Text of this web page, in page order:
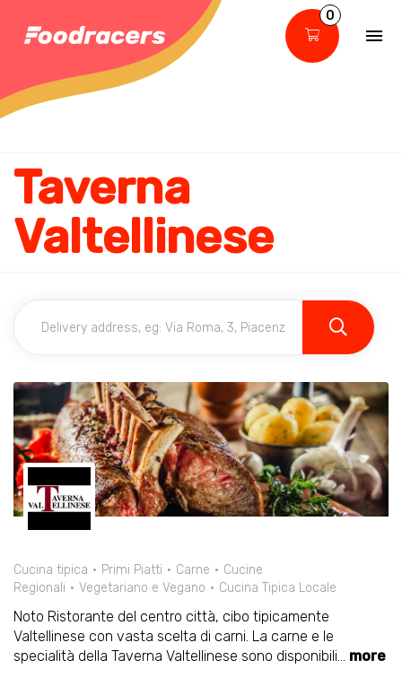
0
Taverna
Valtellinese
Cucina tipica Primi Piatti Carne
Cucine
Regionali
Vegetariano e Vegano Cucina Tipica Locale
Noto Ristorante del centro città, cibo tipicamente
Valtellinese con vasta scelta di carni. La carne e le
specialità della Taverna Valtellinese sono disponibili... more